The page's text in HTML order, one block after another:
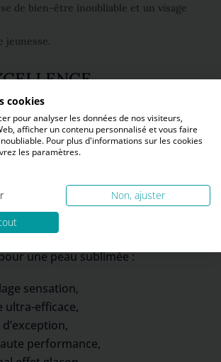
de bien-être inoubliable et un visage
jeunesse.
» PAR SOTHYS
d’un soin d’exception
cellules souches de Rose — et
de votre esthéticienne.
prestigieux se déroule en 6
une peau sublimée :
sensation,
ultra-efficace,
performance,
cookies
pour analyser les données de nos visiteurs,
afficher un contenu personnalisé et vous faire
Pour plus d'informations sur les cookies
les paramètres.
Non, ajuster